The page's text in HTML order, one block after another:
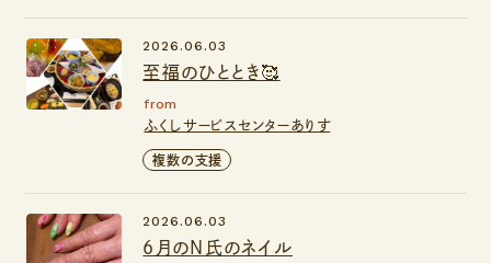
至福のひととき🥰
2026.06.03
from
ふくしサービスセンターありす
複数の支援
6月のN氏のネイル
2026.06.03